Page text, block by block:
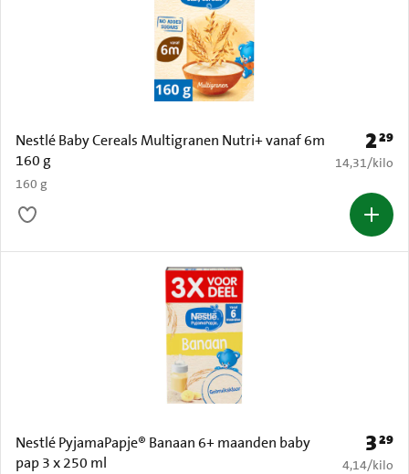
Nestlé Baby Cereals Multigranen Nutri+ vanaf 6m
160 g
160 g
Prijs:
229
€ 14,31 per
14,31/kilo
Nestlé PyjamaPapje® Banaan 6+ maanden baby
pap 3 x 250 ml
Prijs:
329
€ 4,14 per
4,14/kilo